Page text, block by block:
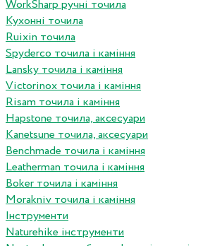
WorkSharp ручні точила
Кухонні точила
Ruixin точила
Spyderco точила і каміння
Lansky точила і каміння
Victorinox точила і каміння
Risam точила і каміння
Hapstone точила, аксесуари
Kanetsune точила, аксесуари
Benchmade точила і каміння
Leatherman точила і каміння
Boker точила і каміння
Morakniv точила і каміння
Інструменти
Naturehike інструменти